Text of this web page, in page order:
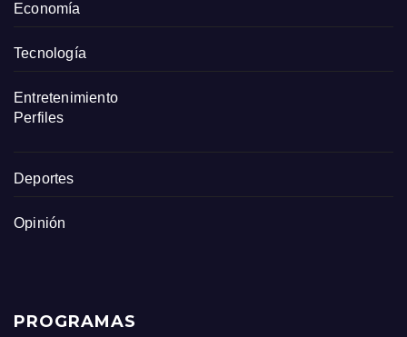
Economía
Tecnología
Entretenimiento
Perfiles
Deportes
Opinión
PROGRAMAS